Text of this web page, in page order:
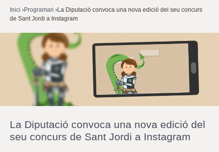
v
r
a
u
e
c
Esteu
aquí
Inici ›Programari ›La Diputació convoca una nova edició del seu concurs
de Sant Jordi a Instagram
La Diputació convoca una nova edició del
seu concurs de Sant Jordi a Instagram